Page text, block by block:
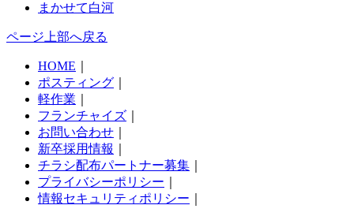
まかせて白河
ページ上部へ戻る
HOME
ポスティング
軽作業
フランチャイズ
お問い合わせ
新卒採用情報
チラシ配布パートナー募集
プライバシーポリシー
情報セキュリティポリシー